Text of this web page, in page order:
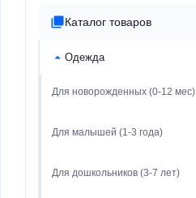
Каталог товаров
Одежда
Для новорожденных (0-12 мес)
Для малышей (1-3 года)
Для дошкольников (3-7 лет)